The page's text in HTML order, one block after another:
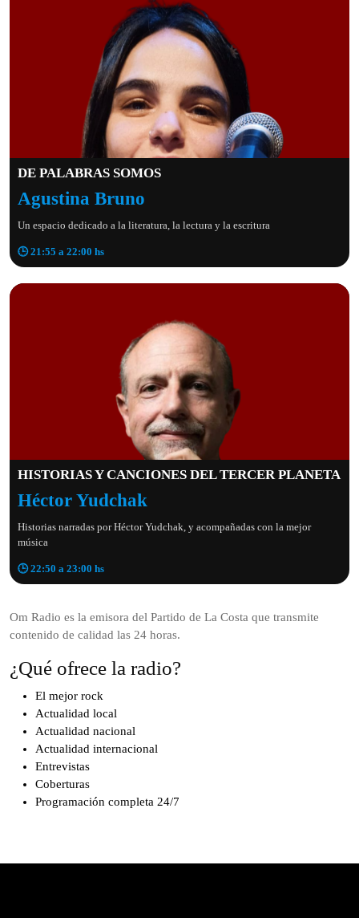
DE PALABRAS SOMOS
Agustina Bruno
Un espacio dedicado a la literatura, la lectura y la escritura
🕒 21:55 a 22:00 hs
HISTORIAS Y CANCIONES DEL TERCER PLANETA
Héctor Yudchak
Historias narradas por Héctor Yudchak, y acompañadas con la mejor
música
🕒 22:50 a 23:00 hs
Om Radio es la emisora del Partido de La Costa que transmite
contenido de calidad las 24 horas.
¿Qué ofrece la radio?
El mejor rock
Actualidad local
Actualidad nacional
Actualidad internacional
Entrevistas
Coberturas
Programación completa 24/7